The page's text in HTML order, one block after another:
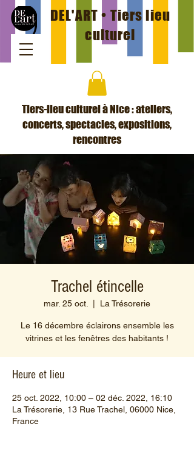
DEL'ART • Tiers lieu
culturel
Tiers-lieu culturel à Nice : ateliers,
concerts, spectacles, expositions,
rencontres
Trachel étincelle
mar. 25 oct. La Trésorerie
Le 16 décembre éclairons ensemble les
vitrines et les fenêtres des habitants !
Heure et lieu
25 oct. 2022, 10:00 – 02 déc. 2022, 16:10
La Trésorerie, 13 Rue Trachel, 06000 Nice,
France